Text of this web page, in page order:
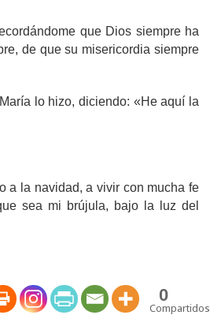
que Dios siempre ha
de que su misericordia siempre
lo hizo, diciendo: «He aquí la
a la navidad, a vivir con mucha fe
sea mi brújula, bajo la luz del
0
Compartidos